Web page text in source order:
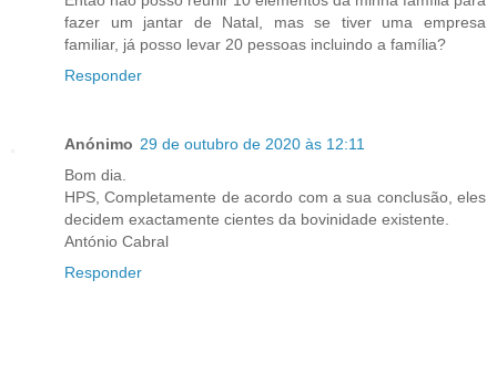
fazer um jantar de Natal, mas se tiver uma empresa
familiar, já posso levar 20 pessoas incluindo a família?
Responder
Anónimo 29 de outubro de 2020 às 12:11
Bom dia.
HPS, Completamente de acordo com a sua conclusão, eles
decidem exactamente cientes da bovinidade existente.
António Cabral
Responder